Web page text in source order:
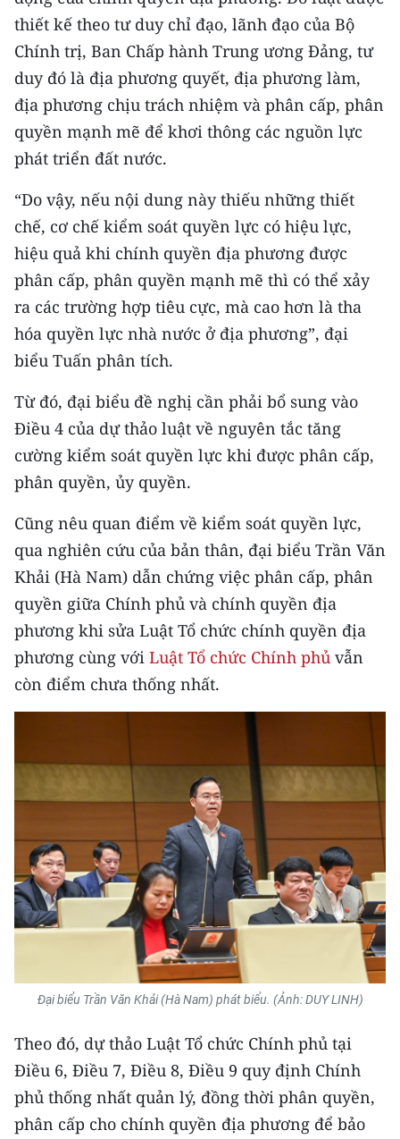
thiết kế theo tư duy chỉ đạo, lãnh đạo của Bộ
Chính trị, Ban Chấp hành Trung ương Đảng, tư
duy đó là địa phương quyết, địa phương làm,
địa phương chịu trách nhiệm và phân cấp, phân
quyền mạnh mẽ để khơi thông các nguồn lực
phát triển đất nước.
“Do vậy, nếu nội dung này thiếu những thiết
chế, cơ chế kiểm soát quyền lực có hiệu lực,
hiệu quả khi chính quyền địa phương được
phân cấp, phân quyền mạnh mẽ thì có thể xảy
ra các trường hợp tiêu cực, mà cao hơn là tha
hóa quyền lực nhà nước ở địa phương”, đại
biểu Tuấn phân tích.
Từ đó, đại biểu đề nghị cần phải bổ sung vào
Điều 4 của dự thảo luật về nguyên tắc tăng
cường kiểm soát quyền lực khi được phân cấp,
phân quyền, ủy quyền.
Cũng nêu quan điểm về kiểm soát quyền lực,
qua nghiên cứu của bản thân, đại biểu Trần Văn
Khải (Hà Nam) dẫn chứng việc phân cấp, phân
quyền giữa Chính phủ và chính quyền địa
phương khi sửa Luật Tổ chức chính quyền địa
phương cùng với Luật Tổ chức Chính phủ vẫn
còn điểm chưa thống nhất.
Đại biểu Trần Văn Khải (Hà Nam) phát biểu. (Ảnh: DUY LINH)
Theo đó, dự thảo Luật Tổ chức Chính phủ tại
Điều 6, Điều 7, Điều 8, Điều 9 quy định Chính
phủ thống nhất quản lý, đồng thời phân quyền,
phân cấp cho chính quyền địa phương để bảo